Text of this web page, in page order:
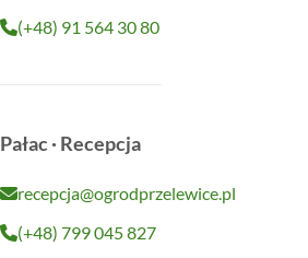
(+48) 91 564 30 80
Pałac · Recepcja
recepcja@ogrodprzelewice.pl
(+48) 799 045 827